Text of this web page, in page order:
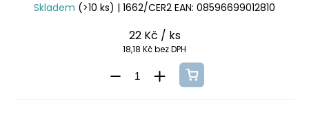
Skladem (>10 ks) | 1662/CER2 EAN: 08596699012810
22 Kč / ks
18,18 Kč bez DPH